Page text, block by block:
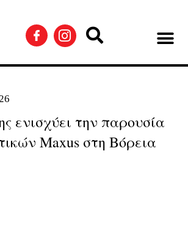
ενισχύει την παρουσία
Maxus στη Βόρεια